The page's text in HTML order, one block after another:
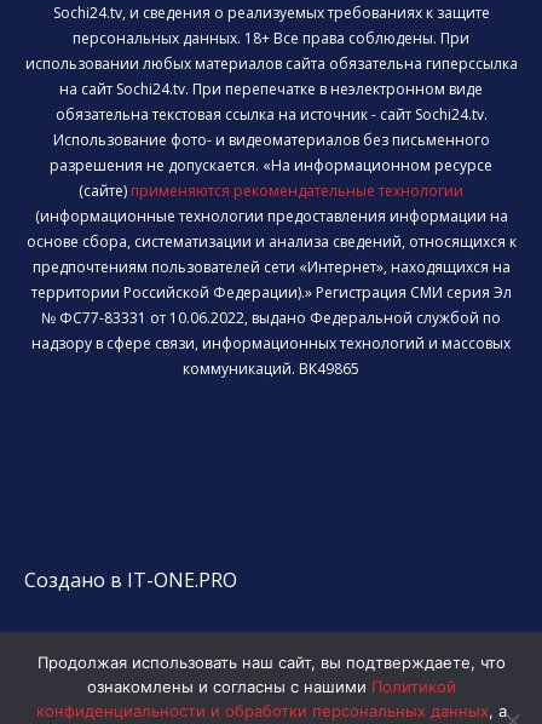
Sochi24.tv, и сведения о реализуемых требованиях к защите
персональных данных. 18+ Все права соблюдены. При
использовании любых материалов сайта обязательна гиперссылка
на сайт Sochi24.tv. При перепечатке в неэлектронном виде
обязательна текстовая ссылка на источник - сайт Sochi24.tv.
Использование фото- и видеоматериалов без письменного
разрешения не допускается. «На информационном ресурсе
(сайте) применяются рекомендательные технологии
(информационные технологии предоставления информации на
основе сбора, систематизации и анализа сведений, относящихся к
предпочтениям пользователей сети «Интернет», находящихся на
территории Российской Федерации).» Регистрация СМИ серия Эл
№ ФС77-83331 от 10.06.2022, выдано Федеральной службой по
надзору в сфере связи, информационных технологий и массовых
коммуникаций. ВК49865
Создано в IT-ONE.PRO
Продолжая использовать наш сайт, вы подтверждаете, что
ознакомлены и согласны с нашими Политикой
конфиденциальности и обработки персональных данных, а